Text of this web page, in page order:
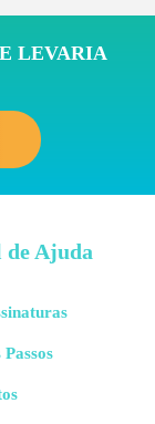
LEVARIA
de Ajuda